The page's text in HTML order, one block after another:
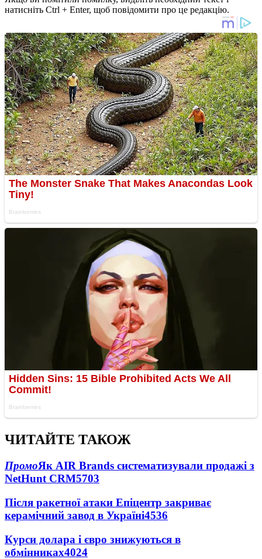
натисніть Ctrl + Enter, щоб повідомити про це редакцію.
ЧИТАЙТЕ ТАКОЖ
ПромоЯк AIR Brands систематизували продажі з
NetHunt CRM5703
Після ракетної атаки Епіцентр закриває
керамічний завод в Україні4536
Курси долара і євро знижуються в
обмінниках4024